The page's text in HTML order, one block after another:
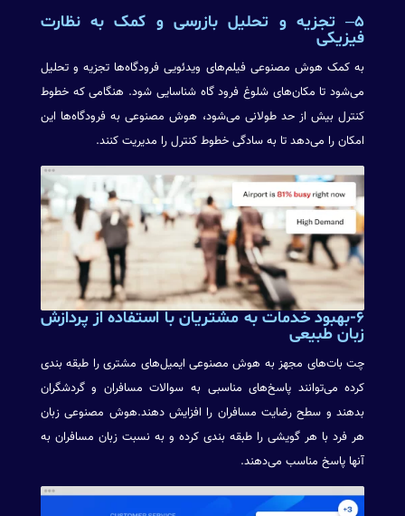
۵– تجزیه و تحلیل بازرسی و کمک به نظارت
فیزیکی
به کمک هوش مصنوعی فیلم‌های ویدئویی فرودگاه‌ها تجزیه و تحلیل
می‌شود تا مکان‌های شلوغ فرود گاه شناسایی شود. هنگامی که خطوط
کنترل بیش از حد طولانی می‌شود، هوش مصنوعی به فرودگاه‌ها این
امکان را می‌دهد تا به سادگی خطوط کنترل را مدیریت کنند.
۶-بهبود خدمات به مشتریان با استفاده از پردازش
زبان طبیعی
چت بات‌های مجهز به هوش مصنوعی ایمیل‌های مشتری را طبقه بندی
کرده می‌توانند پاسخ‌های مناسبی به سوالات مسافران و گردشگران
بدهند و سطح رضایت مسافران را افزایش دهند.هوش مصنوعی زبان
هر فرد با هر گویشی را طبقه بندی کرده و به نسبت زبان مسافران به
آنها پاسخ مناسب می‌دهند.